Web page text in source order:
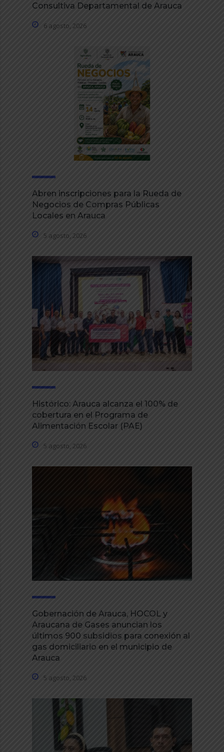
Consultiva Departamental de Arauca
6 agosto, 2026
Abren inscripciones para la Rueda de
Negocios de Compras Públicas
Locales en Arauca
5 agosto, 2026
Histórico: Arauca alcanza el 100% de
cobertura en el Programa de
Alimentación Escolar (PAE)
5 agosto, 2026
Gobernación de Arauca, HOCOL y
Araucana de Gases anuncian los
últimos 900 subsidios para conexión al
gas domiciliario en el municipio de
Arauca
5 agosto, 2026